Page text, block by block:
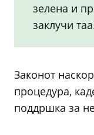
зелена и
заклучи
Законот
процедура,
поддршка за